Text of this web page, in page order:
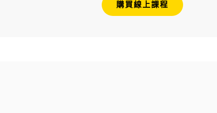
購買線上課程